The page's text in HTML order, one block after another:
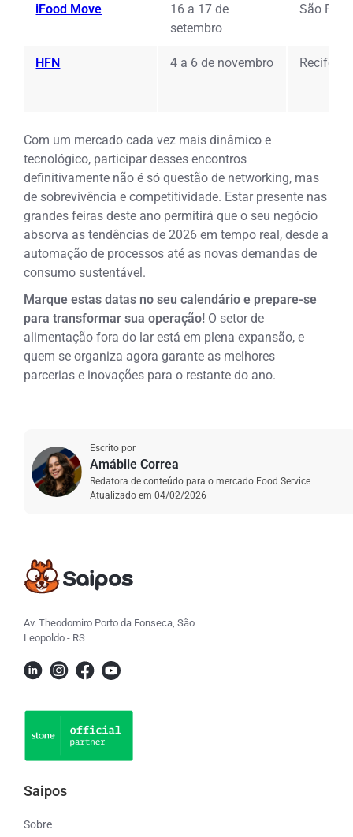
iFood Move
16 a 17 de
setembro
São
HFN 4 a 6 de novembro Recife
Com um mercado cada vez mais dinâmico e
tecnológico, participar desses encontros
definitivamente não é só questão de networking, mas
de sobrevivência e competitividade. Estar presente nas
grandes feiras deste ano permitirá que o seu negócio
absorva as tendências de 2026 em tempo real, desde a
automação de processos até as novas demandas de
consumo sustentável.
Marque estas datas no seu calendário e prepare-se
para transformar sua operação! O setor de
alimentação fora do lar está em plena expansão, e
quem se organiza agora garante as melhores
parcerias e inovações para o restante do ano.
Escrito por
Amábile Correa
Redatora de conteúdo para o mercado Food Service
Atualizado em 04/02/2026
Av. Theodomiro Porto da Fonseca, São
Leopoldo - RS
Saipos
Sobre